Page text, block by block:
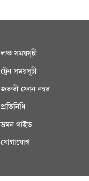
লঞ্চ সময়সূচী
ট্রেন সময়সূচী
জরুরী ফোন নম্বর
প্রতিনিধি
ভ্রমন গাইড
যোগাযোগ